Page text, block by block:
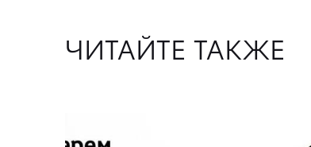
ЧИТАЙТЕ ТАКЖЕ